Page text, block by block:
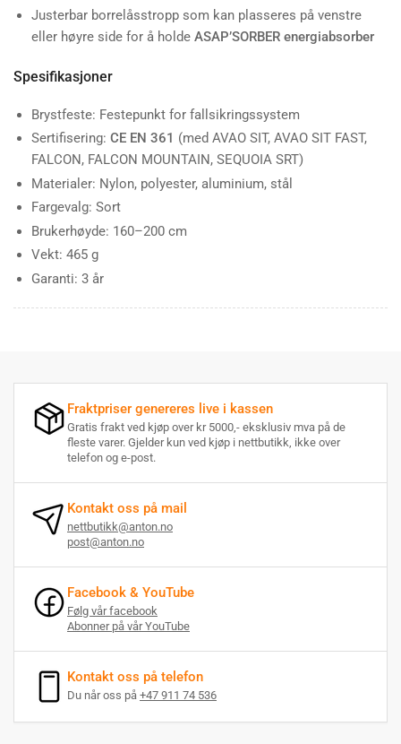
Justerbar borrelåsstropp som kan plasseres på venstre
eller høyre side for å holde ASAP’SORBER energiabsorber
Spesifikasjoner
Brystfeste: Festepunkt for fallsikringssystem
Sertifisering: CE EN 361 (med AVAO SIT, AVAO SIT FAST,
FALCON, FALCON MOUNTAIN, SEQUOIA SRT)
Materialer: Nylon, polyester, aluminium, stål
Fargevalg: Sort
Brukerhøyde: 160–200 cm
Vekt: 465 g
Garanti: 3 år
Fraktpriser genereres live i kassen
Gratis frakt ved kjøp over kr 5000,- eksklusiv mva på de
fleste varer. Gjelder kun ved kjøp i nettbutikk, ikke over
telefon og e-post.
Kontakt oss på mail
nettbutikk@anton.no
post@anton.no
Facebook & YouTube
Følg vår facebook
Abonner på vår YouTube
Kontakt oss på telefon
Du når oss på +47 911 74 536